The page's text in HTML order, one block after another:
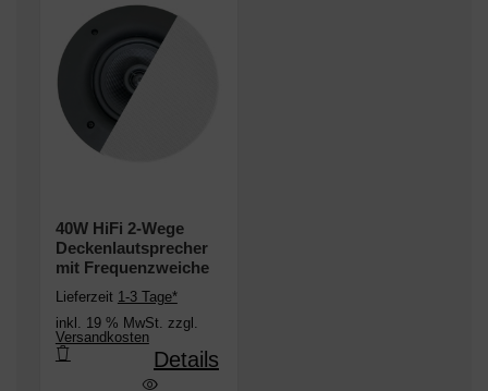
40W HiFi 2-Wege
Deckenlautsprecher
mit Frequenzweiche
Lieferzeit 1-3 Tage*
inkl. 19 % MwSt. zzgl.
Versandkosten
Deckenlautsprecher mit Frequenzweiche
Details